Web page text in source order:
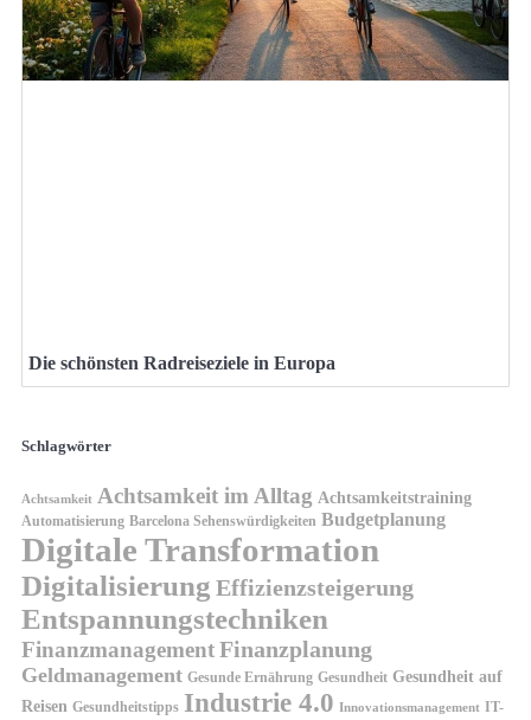
Die schönsten Radreiseziele in Europa
Schlagwörter
Achtsamkeit Achtsamkeit im Alltag Achtsamkeitstraining
Automatisierung Barcelona Sehenswürdigkeiten Budgetplanung
Digitale Transformation
Digitalisierung Effizienzsteigerung
Entspannungstechniken
FinanzmanagementFinanzplanung
Geldmanagement Gesunde Ernährung Gesundheit Gesundheit auf
Reisen Gesundheitstipps Industrie 4.0 Innovationsmanagement IT-